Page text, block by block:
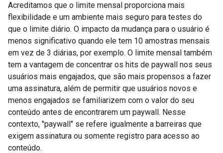
Acreditamos que o limite mensal proporciona mais
flexibilidade e um ambiente mais seguro para testes do
que o limite diário. O impacto da mudança para o usuário é
menos significativo quando ele tem 10 amostras mensais
em vez de 3 diárias, por exemplo. O limite mensal também
tem a vantagem de concentrar os hits de paywall nos seus
usuários mais engajados, que são mais propensos a fazer
uma assinatura, além de permitir que usuários novos e
menos engajados se familiarizem com o valor do seu
conteúdo antes de encontrarem um paywall. Nesse
contexto, "paywall" se refere igualmente a barreiras que
exigem assinatura ou somente registro para acesso ao
conteúdo.